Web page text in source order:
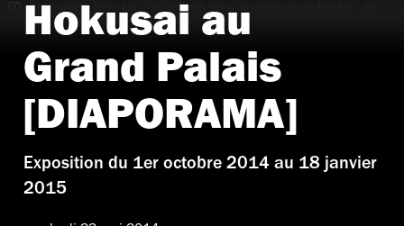
Katsushika Hokusai, 'Kajikazawa dans la province de Kōshū', de
la série 'Trente-six vues du mont Fuji', c. 1830-1834
Hokusai au
Grand Palais
[DIAPORAMA]
Exposition du 1er octobre 2014 au 18 janvier
2015